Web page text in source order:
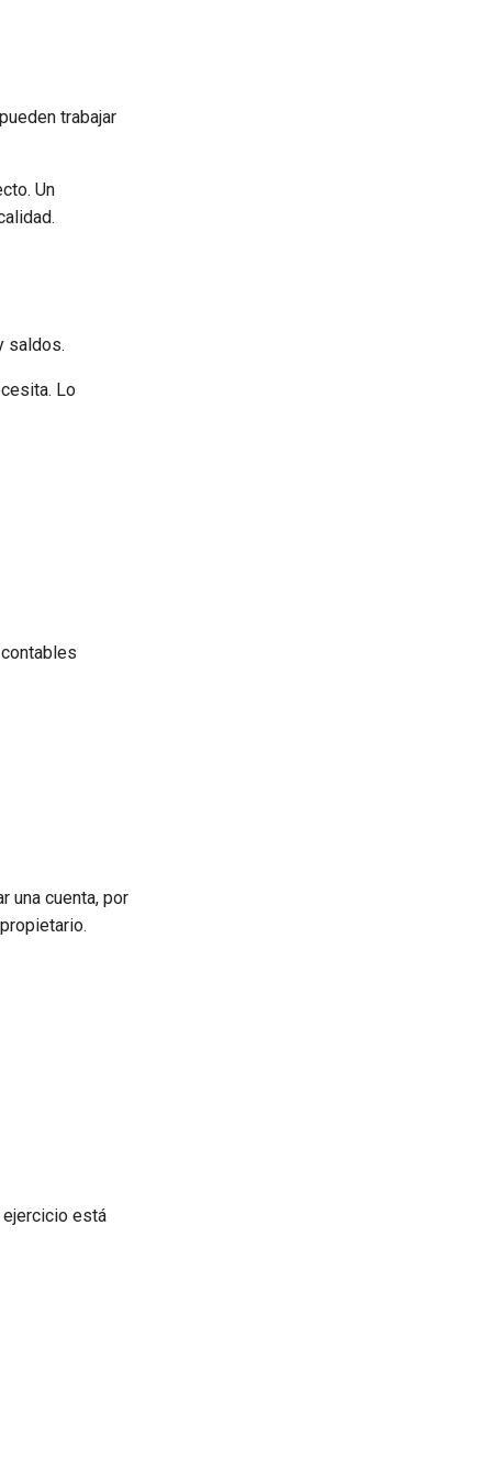
trabajar
Un
saldos.
Lo
una cuenta, por
está